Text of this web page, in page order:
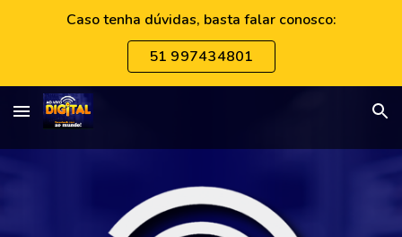
Caso tenha dúvidas, basta falar conosco:
51 997434801